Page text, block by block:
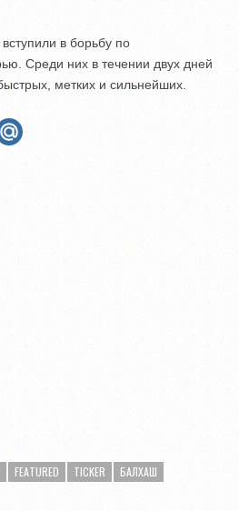
в борьбу по
Среди них в течении двух дней
метких и сильнейших.
FEATURED TICKER
БАЛХАШ